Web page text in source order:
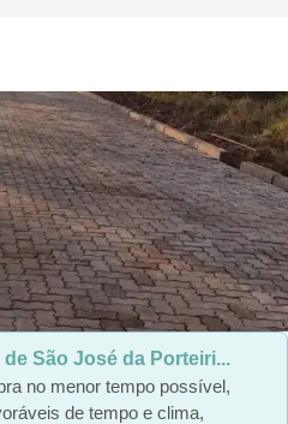
São José da Porteiri...
no menor tempo possível,
de tempo e clima,